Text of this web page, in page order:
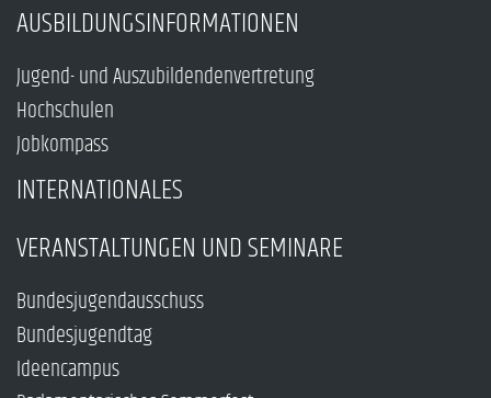
AUSBILDUNGSINFORMATIONEN
Jugend- und Auszubildendenvertretung
Hochschulen
Jobkompass
INTERNATIONALES
VERANSTALTUNGEN UND SEMINARE
Bundesjugendausschuss
Bundesjugendtag
Ideencampus